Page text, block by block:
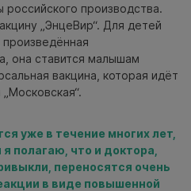
производства.
„ЭнцеВир“. Для детей
она ставится малышам
вакцина, которая идёт
уже в течение многих лет,
полагаю, что и доктора,
переносятся очень
в виде повышенной